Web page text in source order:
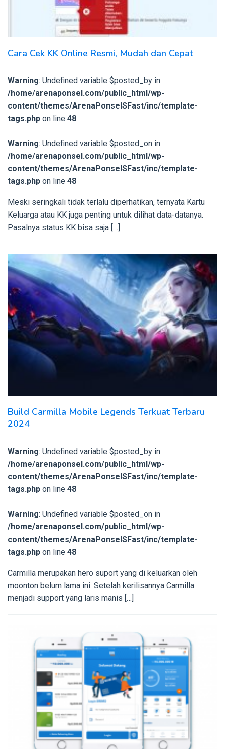
Cara Cek KK Online Resmi, Mudah dan Cepat
Warning: Undefined variable $posted_by in
/home/arenaponsel.com/public_html/wp-
content/themes/ArenaPonselSFast/inc/template-
tags.php on line 48
Warning: Undefined variable $posted_on in
/home/arenaponsel.com/public_html/wp-
content/themes/ArenaPonselSFast/inc/template-
tags.php on line 48
Meski seringkali tidak terlalu diperhatikan, ternyata Kartu
Keluarga atau KK juga penting untuk dilihat data-datanya.
Pasalnya status KK bisa saja […]
Build Carmilla Mobile Legends Terkuat Terbaru
2024
Warning: Undefined variable $posted_by in
/home/arenaponsel.com/public_html/wp-
content/themes/ArenaPonselSFast/inc/template-
tags.php on line 48
Warning: Undefined variable $posted_on in
/home/arenaponsel.com/public_html/wp-
content/themes/ArenaPonselSFast/inc/template-
tags.php on line 48
Carmilla merupakan hero suport yang di keluarkan oleh
moonton belum lama ini. Setelah kerilisannya Carmilla
menjadi support yang laris manis […]